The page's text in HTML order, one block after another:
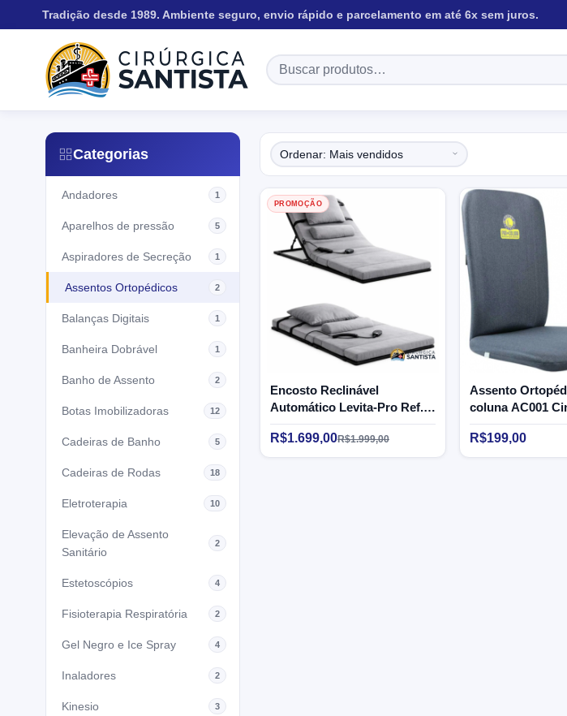
Tradição desde 1989. Ambiente seguro, envio rápido e parcelamento em até 6x sem juros.
Categorias
Andadores 1
Aparelhos de pressão 5
Aspiradores de Secreção 1
Assentos Ortopédicos 2
Balanças Digitais 1
Banheira Dobrável 1
Banho de Assento 2
Botas Imobilizadoras 12
Cadeiras de Banho 5
Cadeiras de Rodas 18
Eletroterapia 10
Elevação de Assento
Sanitário
2
Estetoscópios 4
Fisioterapia Respiratória 2
Gel Negro e Ice Spray 4
Inaladores 2
Kinesio 3
PROMOÇÃO
Encosto Reclinável
Automático Levita-Pro Ref.
LF02 - Bivolt - Ortho Pauher
R$1.699,00R$1.999,00
Assento
coluna AC001
Pauher
R$199,00